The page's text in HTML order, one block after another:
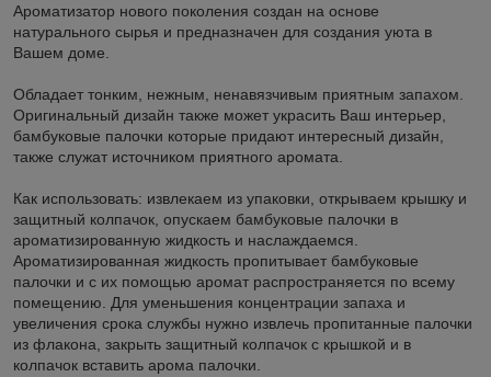
Ароматизатор нового поколения создан на основе
натурального сырья и предназначен для создания уюта в
Вашем доме.
Обладает тонким, нежным, ненавязчивым приятным запахом.
Оригинальный дизайн также может украсить Ваш интерьер,
бамбуковые палочки которые придают интересный дизайн,
также служат источником приятного аромата.
Как использовать: извлекаем из упаковки, открываем крышку и
защитный колпачок, опускаем бамбуковые палочки в
ароматизированную жидкость и наслаждаемся.
Ароматизированная жидкость пропитывает бамбуковые
палочки и с их помощью аромат распространяется по всему
помещению. Для уменьшения концентрации запаха и
увеличения срока службы нужно извлечь пропитанные палочки
из флакона, закрыть защитный колпачок с крышкой и в
колпачок вставить арома палочки.